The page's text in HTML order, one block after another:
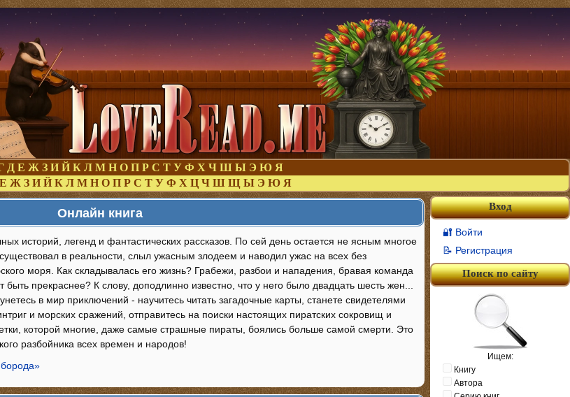
Д Е Ж З И Й К Л М Н О П Р С Т У Ф Х Ч Ш Ы Э Ю Я
Е Ж З И Й К Л М Н О П Р С Т У Ф Х Ц Ч Ш Щ Ы Э Ю Я
Онлайн книга
историй, легенд и фантастических рассказов. По сей день остается не ясным многое
в реальности, слыл ужасным злодеем и наводил ужас на всех без
моря. Как складывалась его жизнь? Грабежи, разбои и нападения, бравая команда
быть прекраснее? К слову, доподлинно известно, что у него было двадцать шесть жен...
в мир приключений - научитесь читать загадочные карты, станете свидетелями
и морских сражений, отправитесь на поиски настоящих пиратских сокровищ и
которой многие, даже самые страшные пираты, боялись больше самой смерти. Это
разбойника всех времен и народов!
борода»
Вход
🔐 Войти
📝 Регистрация
Поиск по сайту
Ищем:
Книгу
Автора